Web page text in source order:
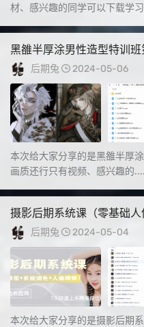
材、感兴趣的同学可以下载学
黑雒半厚涂男性造型特训班
后期兔 2024-05-06
本次给大家分享的是黑雒半厚
画质还行只有视频、感兴趣的
摄影后期系统课（零基础人
后期兔 2024-05-04
本次给大家分享的是摄影后期